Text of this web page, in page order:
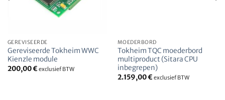
GEREVISEERDE
Gereviseerde Tokheim WWC
Kienzle module
200,00€ exclusief BTW
MOEDERBORD
Tokheim TQC moederbord
multiproduct (Sitara CPU
inbegrepen)
2.159,00€ exclusief BTW